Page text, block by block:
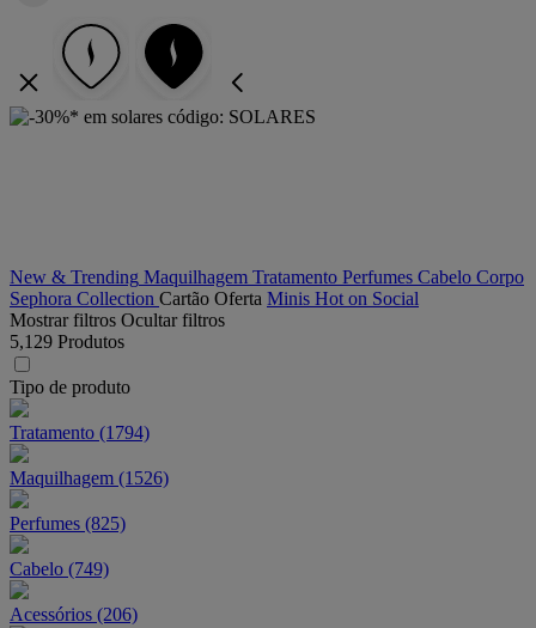
New & Trending Maquilhagem Tratamento Perfumes Cabelo Corpo
Sephora Collection Cartão Oferta Minis Hot on Social
Mostrar filtros Ocultar filtros
5,129 Produtos
Tipo de produto
Tratamento (1794)
Maquilhagem (1526)
Perfumes (825)
Cabelo (749)
Acessórios (206)